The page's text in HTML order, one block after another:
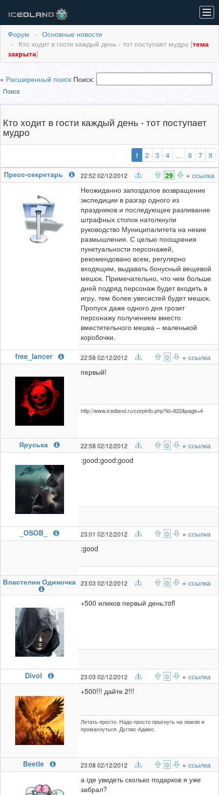
Форум
Основные новости
Кто ходит в гости каждый день - тот поступает мудро [тема
закрыта]
» Расширенный поиcк Поиск:
Поиск
Кто ходит в гости каждый день - тот поступает
мудро
1 (выбранная)
2 3 4 ... 6 7
8
Пресс-секретарь
22:52 02/12/2012 29 » ссылка
Неожиданно запоздалое возвращение
экспедиции в разгар одного из
праздников и последующее разливание
штрафных стопок натолкнули
руководство Муниципалитета на некие
размышления. С целью поощрения
пунктуальности персонажей,
рекомендовано всем, регулярно
входящим, выдавать бонусный вещевой
мешок. Примечательно, что чем больше
дней подряд персонаж будет входить в
игру, тем более увесистей будет мешок.
Пропуск даже одного дня грозит
персонажу получением вместо
вместительного мешка – маленькой
коробочки.
free_lancer
22:58 02/12/2012 0 » ссылка
первый!
http://www.icedland.ru/corpinfo.php?id=922&page=4
Яруська 22:58 02/12/2012 0 » ссылка
:good:good:good
_OSOB_ 23:01 02/12/2012 0 » ссылка
:good
Властелин Одиночка 23:03 02/12/2012 0 » ссылка
+500 иликов первый день:rofl
Divol 23:03 02/12/2012 0 » ссылка
+500!!! дайте 2!!!
Летать просто. Надо просто прыгнуть на землю и
промахнуться. Дуглас Адамс.
Beetle 23:08 02/12/2012 0 » ссылка
а где увидеть сколько подарков я уже
забрал?